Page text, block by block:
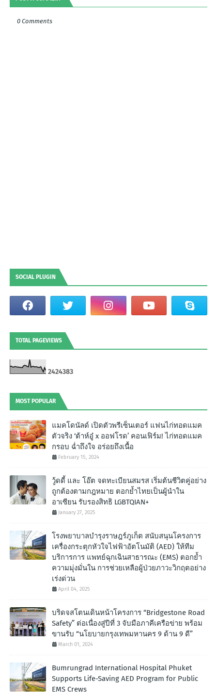
0 Comments
SOCIAL PLUGIN
TOTAL PAGEVIEWS
2424383
MOST POPULAR
แมคโดนัลด์ เปิดตัวพรีเซ็นเตอร์ แฟนไก่ทอดแมค
ตัวจริง ‘ต้าห์อู๋ x ออฟโรด’ คอนเฟิร์ม! ไก่ทอดแมค
กรอบ ฉํ่าถึงใจ อร่อยถึงเนื้อ
February 15, 2024
วู้ดดี้ และ โอ๊ต จดทะเบียนสมรส เริ่มต้นชีวิตคู่อย่าง
ถูกต้องตามกฎหมาย ตอกย้ำไทยเป็นผู้นำใน
อาเซียน รับรองสิทธิ LGBTQIAN+
January 27, 2025
โรงพยาบาลบำรุงราษฎร์ภูเก็ต สนับสนุนโครงการ
เครื่องกระตุกหัวใจไฟฟ้าอัตโนมัติ (AED) ให้ทีม
บริการการ แพทย์ฉุกเฉินสาธารณะ (EMS) ตอกย้ำ
ความมุ่งมั่นใน การช่วยเหลือผู้ป่วยภาวะวิกฤตอย่าง
เร่งด่วน
April 04, 2025
บริดจสโตนเดินหน้าโครงการ “Bridgestone Road
Safety” ต่อเนื่องสู่ปีที่ 3 จับมือภาคีเครือข่าย พร้อม
ขานรับ “นโยบายกรุงเทพมหานคร 9 ด้าน 9 ดี”
March 01, 2024
Bumrungrad International Hospital Phuket
Supports Life-Saving AED Program for Public
EMS Crews